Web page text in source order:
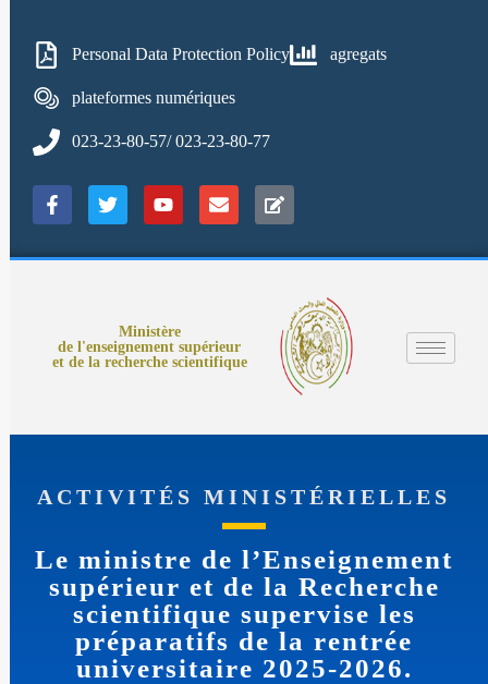
Personal Data Protection Policy agregats
plateformes numériques
023-23-80-57/ 023-23-80-77
Ministère
de l'enseignement supérieur
et de la recherche scientifique
ACTIVITÉS MINISTÉRIELLES
Le ministre de l’Enseignement
supérieur et de la Recherche
scientifique supervise les
préparatifs de la rentrée
universitaire 2025-2026.